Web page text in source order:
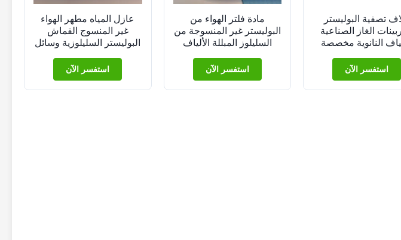
تصفية البوليستر
الغاز الصناعية
النانوية مخصصة
استفسر الآن
مادة فلتر الهواء من
البوليستر غير المنسوجة من
السليلوز المبللة الألياف
استفسر الآن
عازل المياه مطهر الهواء
غير المنسوج القماش
البوليستر السليلوزية وسائل
استفسر الآن